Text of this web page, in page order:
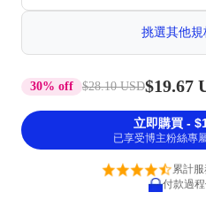
挑選其他
30% off $28.10 USD$19.67
立即購買 -
已享受博主粉絲專
累計
付款過